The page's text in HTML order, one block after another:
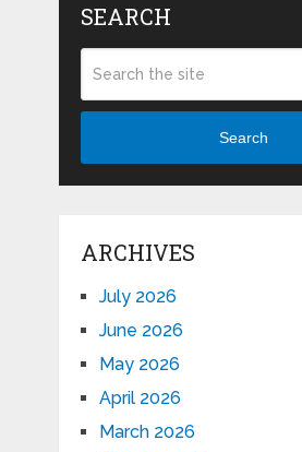
SEARCH
Search
ARCHIVES
July 2026
June 2026
May 2026
April 2026
March 2026